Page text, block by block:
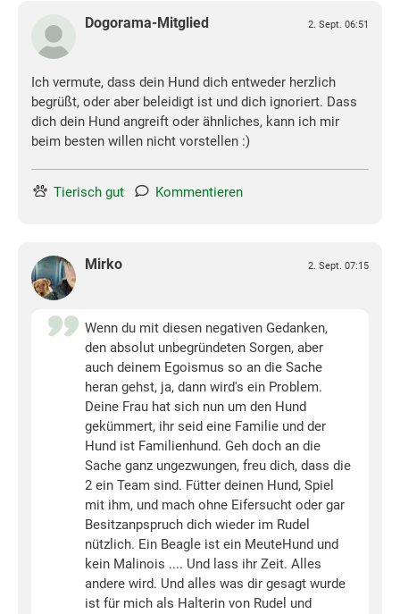
Dogorama-Mitglied 2. Sept. 06:51
Ich vermute, dass dein Hund dich entweder herzlich
begrüßt, oder aber beleidigt ist und dich ignoriert. Dass
dich dein Hund angreift oder ähnliches, kann ich mir
beim besten willen nicht vorstellen :)
Tierisch gut Kommentieren
Mirko 2. Sept. 07:15
Wenn du mit diesen negativen Gedanken,
den absolut unbegründeten Sorgen, aber
auch deinem Egoismus so an die Sache
heran gehst, ja, dann wird's ein Problem.
Deine Frau hat sich nun um den Hund
gekümmert, ihr seid eine Familie und der
Hund ist Familienhund. Geh doch an die
Sache ganz ungezwungen, freu dich, dass die
2 ein Team sind. Fütter deinen Hund, Spiel
mit ihm, und mach ohne Eifersucht oder gar
Besitzanpspruch dich wieder im Rudel
nützlich. Ein Beagle ist ein MeuteHund und
kein Malinois .... Und lass ihr Zeit. Alles
andere wird. Und alles was dir gesagt wurde
ist für mich als Halterin von Rudel und